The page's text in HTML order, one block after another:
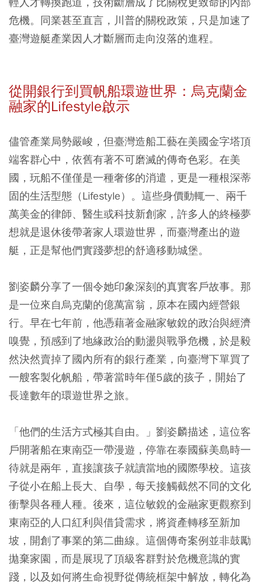
危機。同業甚至直言，川普的關稅政策，只是加速了
臺灣遊艇產業因人才斷層而走向沒落的進程。
從開銀行到買帆船環遊世界：烏克蘭金
融家的Lifestyle啟示
儘管產業局勢嚴峻，但臺灣造船工藝在美國金字塔頂
端客群心中，依舊有著不可磨滅的傳奇色彩。在美
國，玩船不僅僅是一種奢侈的消遣，更是一種根深蒂
固的生活型態（Lifestyle）。這些身價動輒一、兩千
萬美金的律師、醫生或科技新創家，許多人的終極夢
想就是退休後帶著家人環遊世界，而臺灣產出的遊
艇，正是幫他們實踐夢想的舒適移動城堡。
劉姿麟分享了一個令她印象深刻的真實客戶故事。那
是一位來自烏克蘭的億萬富翁，原本在國內經營銀
行。早在七年前，他憑藉著金融家敏銳的政治與經濟
嗅覺，預感到了地緣政治的動盪與戰爭危機，於是毅
然決然賣掉了國內所有的銀行產業，向臺灣下單買了
一艘客製化帆船，帶著當時年僅5歲的孩子，開始了
長達數年的環遊世界之旅。
「他們的生活方式極其自由。」劉姿麟描述，這位客
戶開著船在東南亞一帶漫遊，停靠在泰國蘇美島時一
待就是兩年，直接讓孩子就讀當地的國際學校。這孩
子從小在船上長大、自學，每天接觸截然不同的文化
衝擊與各種人種。後來，這位敏銳的金融家更觀察到
東南亞的人口紅利與借貸需求，將資產轉移至新加
坡，開創了事業的第二曲線。這個傳奇案例並非鼓勵
拋棄家園，而是展現了頂級客群對於危機意識的實
踐，以及如何將生命視野從傳統框架中解放，轉化為